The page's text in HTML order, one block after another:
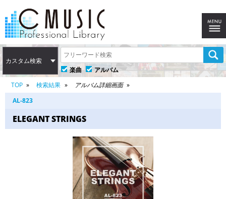
カスタム検索
楽曲
アルバム
TOP
検索結果
アルバム詳細画面
AL-823
ELEGANT STRINGS